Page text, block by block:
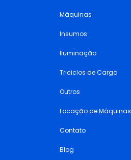
Máquinas
Insumos
Iluminação
Triciclos de Carga
Outros
Locação de Máquinas
Contato
Blog